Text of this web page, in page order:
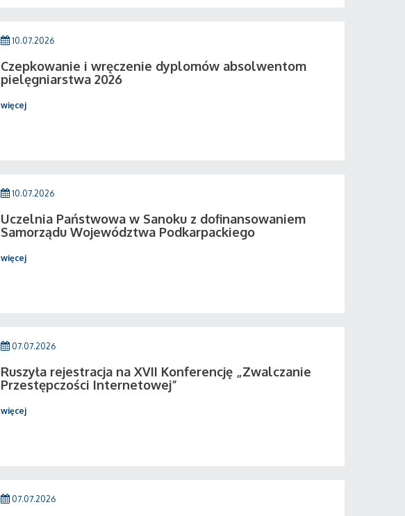
10.07.2026
Czepkowanie i wręczenie dyplomów absolwentom
pielęgniarstwa 2026
więcej
10.07.2026
Uczelnia Państwowa w Sanoku z dofinansowaniem
Samorządu Województwa Podkarpackiego
więcej
07.07.2026
Ruszyła rejestracja na XVII Konferencję „Zwalczanie
Przestępczości Internetowej”
więcej
07.07.2026